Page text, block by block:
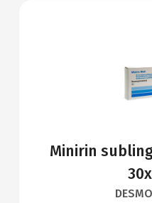
Minirin